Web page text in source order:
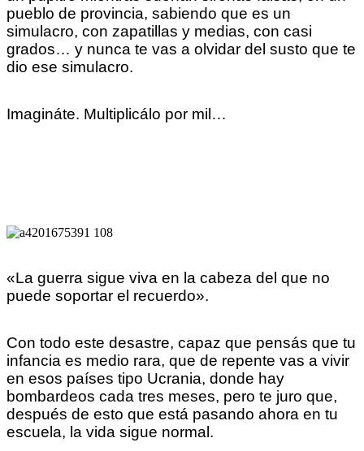
pueblo de provincia, sabiendo que es un
simulacro, con zapatillas y medias, con casi
grados… y nunca te vas a olvidar del susto que te
dio ese simulacro.
Imagináte. Multiplicálo por mil…
«La guerra sigue viva en la cabeza del que no
puede soportar el recuerdo».
Con todo este desastre, capaz que pensás que tu
infancia es medio rara, que de repente vas a vivir
en esos países tipo Ucrania, donde hay
bombardeos cada tres meses, pero te juro que,
después de esto que está pasando ahora en tu
escuela, la vida sigue normal.